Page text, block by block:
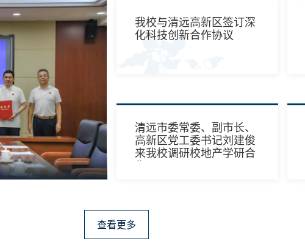
我校与清远高新区签订深
化科技创新合作协议
清远市委常委、副市长、
高新区党工委书记刘建俊
来我校调研校地产学研合
查看更多